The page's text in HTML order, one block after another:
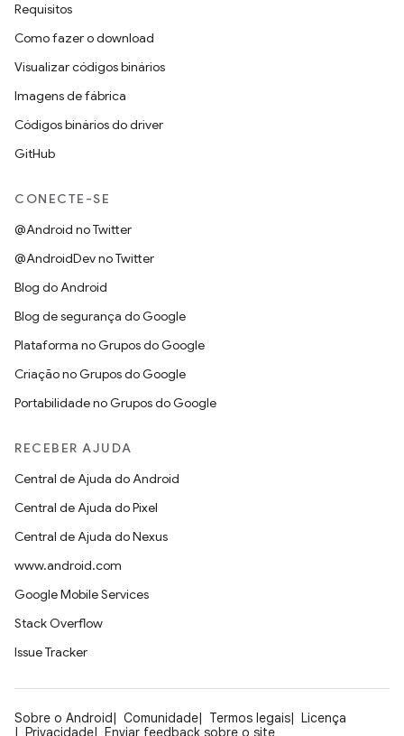
Requisitos
Como fazer o download
Visualizar códigos binários
Imagens de fábrica
Códigos binários do driver
GitHub
CONECTE-SE
@Android no Twitter
@AndroidDev no Twitter
Blog do Android
Blog de segurança do Google
Plataforma no Grupos do Google
Criação no Grupos do Google
Portabilidade no Grupos do Google
RECEBER AJUDA
Central de Ajuda do Android
Central de Ajuda do Pixel
Central de Ajuda do Nexus
www.android.com
Google Mobile Services
Stack Overflow
Issue Tracker
Sobre o Android Comunidade Termos legais
Licença
Privacidade
Enviar feedback sobre o site